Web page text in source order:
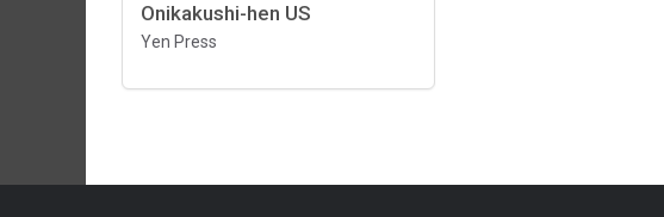
Onikakushi-hen US
Yen Press